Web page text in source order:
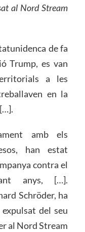
al Nord Stream
de fa
Trump, es van
a les
en la
amb els
han estat
contra el
anys, […].
Schröder, ha
del seu
al Nord Stream